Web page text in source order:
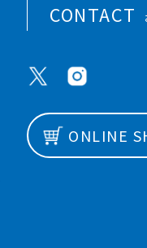
CONTACT
ONLINE